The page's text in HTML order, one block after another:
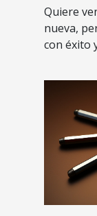
Quiere
nueva,
con éxito